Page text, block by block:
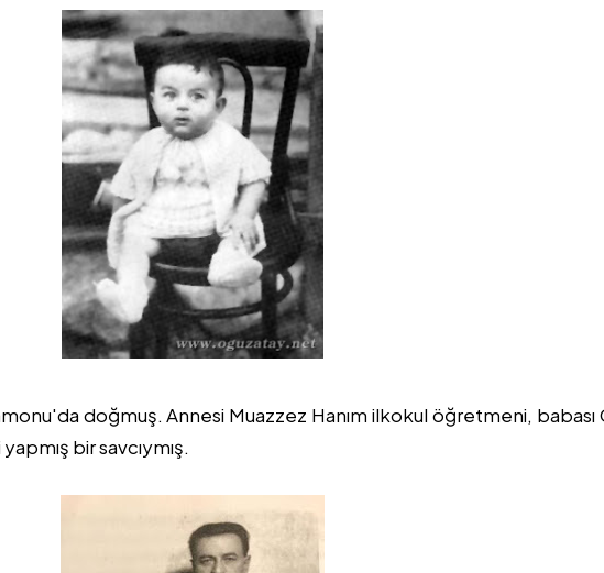
doğmuş. Annesi Muazzez Hanım ilkokul öğretmeni, babası
bir savcıymış.